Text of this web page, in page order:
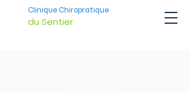
du Sentier
Clinique Chiropratique